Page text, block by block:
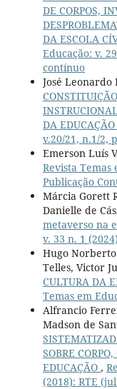
DE CORPOS,
DA ESCOLA
Educação: v.
contínuo
José Leonardo
DA EDUCAÇÃO
v.20/21, n.1/2,
Emerson Luís
Revista Temas
Publicação
Márcia Gorett
Danielle de
metaverso na
v. 33 n. 1
Hugo Norberto
Telles, Victor
CULTURA DA
Temas em
Alfrancio
Madson de
SOBRE
EDUCAÇÃO ,
(2018): RTE